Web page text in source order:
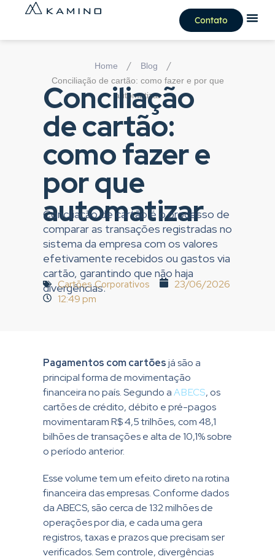
Contato
Home / Blog /
Conciliação de cartão: como fazer e por que
automatizar
Conciliação
de cartão:
como fazer e
por que
automatizar
Conciliação de cartão é o processo de
comparar as transações registradas no
sistema da empresa com os valores
efetivamente recebidos ou gastos via
cartão, garantindo que não haja
divergências.
Cartões Corporativos
23/06/2026
12:49 pm
Pagamentos com cartõesjá são a
principal forma de movimentação
financeira no país. Segundo aABECS, os
cartões de crédito, débito e pré-pagos
movimentaram R$ 4,5 trilhões, com 48,1
bilhões de transações e alta de 10,1% sobre
o período anterior.
Esse volume tem um efeito direto na rotina
financeira das empresas. Conforme dados
da ABECS, são cerca de 132 milhões de
operações por dia, e cada uma gera
registros, taxas e prazos que precisam ser
verificados. Sem controle, divergências